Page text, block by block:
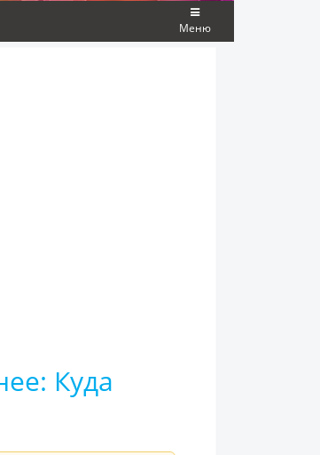
Меню
Куда